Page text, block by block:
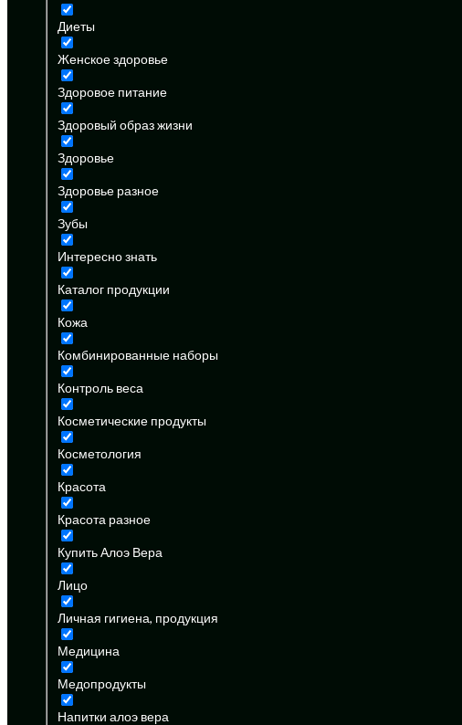
Диеты
Женское здоровье
Здоровое питание
Здоровый образ жизни
Здоровье
Здоровье разное
Зубы
Интересно знать
Каталог продукции
Кожа
Комбинированные наборы
Контроль веса
Косметические продукты
Косметология
Красота
Красота разное
Купить Алоэ Вера
Лицо
Личная гигиена, продукция
Медицина
Медопродукты
Напитки алоэ вера